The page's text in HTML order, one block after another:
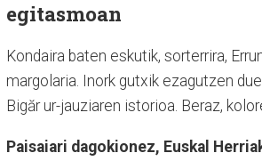
egitasmoan
Kondaira baten eskutik, sorterrira,
margolaria. Inork gutxik ezagutzen
Bigăr ur-jauziaren istorioa. Beraz,
Paisaiari dagokionez, Euskal